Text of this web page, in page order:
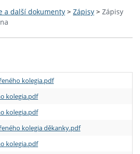
a další dokumenty > Zápisy > Zápisy
kolegia.pdf
kolegia.pdf
kolegia.pdf
kolegia děkanky.pdf
kolegia.pdf